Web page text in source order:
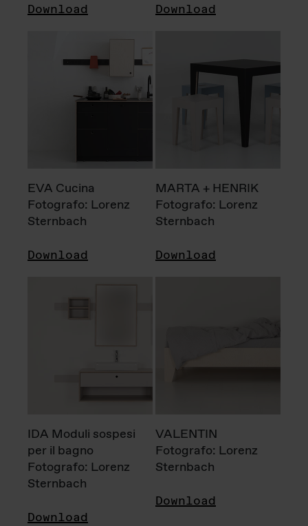
Download Download
EVA Cucina
Fotografo: Lorenz
Sternbach
Download
MARTA + HENRIK
Fotografo: Lorenz
Sternbach
Download
IDA Moduli sospesi
per il bagno
Fotografo: Lorenz
Sternbach
Download
VALENTIN
Fotografo: Lorenz
Sternbach
Download